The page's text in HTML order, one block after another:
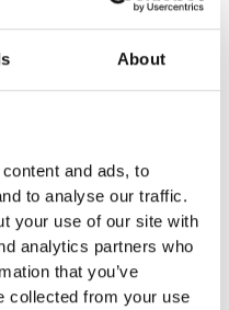
About
and ads, to
to analyse our traffic.
your use of our site with
analytics partners who
that you’ve
collected from your use
0,2 m
3 år